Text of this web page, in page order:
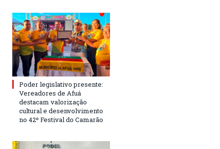
Poder legislativo presente:
Vereadores de Afuá
destacam valorização
cultural e desenvolvimento
no 42º Festival do Camarão